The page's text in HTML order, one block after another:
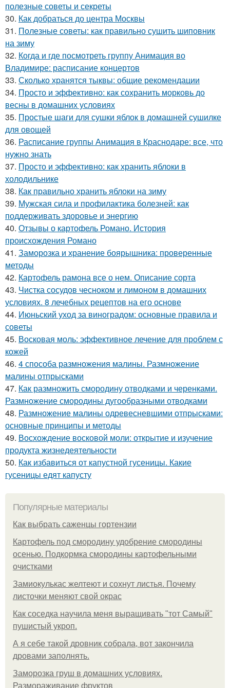
полезные советы и секреты
30. Как добраться до центра Москвы
31. Полезные советы: как правильно сушить шиповник
на зиму
32. Когда и где посмотреть группу Анимация во
Владимире: расписание концертов
33. Сколько хранятся тыквы: общие рекомендации
34. Просто и эффективно: как сохранить морковь до
весны в домашних условиях
35. Простые шаги для сушки яблок в домашней сушилке
для овощей
36. Расписание группы Анимация в Краснодаре: все, что
нужно знать
37. Просто и эффективно: как хранить яблоки в
холодильнике
38. Как правильно хранить яблоки на зиму
39. Мужская сила и профилактика болезней: как
поддерживать здоровье и энергию
40. Отзывы о картофель Романо. История
происхождения Романо
41. Заморозка и хранение боярышника: проверенные
методы
42. Картофель рамона все о нем. Описание сорта
43. Чистка сосудов чесноком и лимоном в домашних
условиях. 8 лечебных рецептов на его основе
44. Июньский уход за виноградом: основные правила и
советы
45. Восковая моль: эффективное лечение для проблем с
кожей
46. 4 способа размножения малины. Размножение
малины отпрысками
47. Как размножить смородину отводками и черенками.
Размножение смородины дугообразными отводками
48. Размножение малины одревесневшими отпрысками:
основные принципы и методы
49. Восхождение восковой моли: открытие и изучение
продукта жизнедеятельности
50. Как избавиться от капустной гусеницы. Какие
гусеницы едят капусту
Популярные материалы
Как выбрать саженцы гортензии
Картофель под смородину удобрение смородины
осенью. Подкормка смородины картофельными
очистками
Замиокулькас желтеют и сохнут листья. Почему
листочки меняют свой окрас
Как соседка научила меня выращивать "тот Самый"
пушистый укроп.
А я себе такой дровник собрала, вот закончила
дровами заполнять.
Заморозка груш в домашних условиях.
Размораживание фруктов